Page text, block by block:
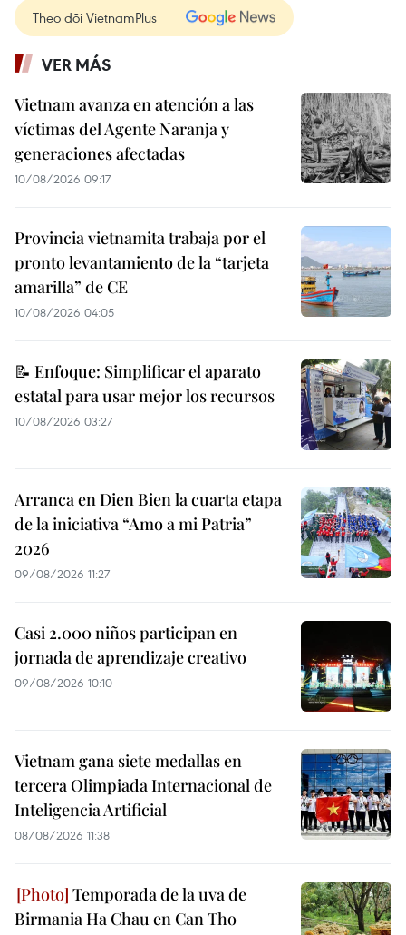
Theo dõi VietnamPlus
VER MÁS
Vietnam avanza en atención a las
víctimas del Agente Naranja y
generaciones afectadas
10/08/2026 09:17
Provincia vietnamita trabaja por el
pronto levantamiento de la “tarjeta
amarilla” de CE
10/08/2026 04:05
📝 Enfoque: Simplificar el aparato
estatal para usar mejor los recursos
10/08/2026 03:27
Arranca en Dien Bien la cuarta etapa
de la iniciativa “Amo a mi Patria”
2026
09/08/2026 11:27
Casi 2.000 niños participan en
jornada de aprendizaje creativo
09/08/2026 10:10
Vietnam gana siete medallas en
tercera Olimpiada Internacional de
Inteligencia Artificial
08/08/2026 11:38
Temporada de la uva de
Birmania Ha Chau en Can Tho